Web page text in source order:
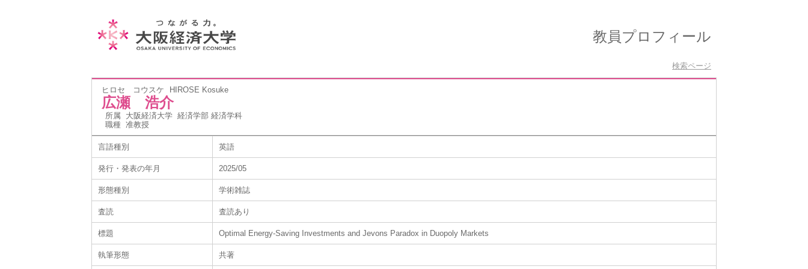
教員プロフィール
検索ページ
ヒロセ コウスケ HIROSE Kosuke
広瀬 浩介
所属 大阪経済大学 経済学部 経済学科
職種 准教授
言語種別 英語
発行・発表の年月 2025/05
形態種別 学術雑誌
査読 査読あり
標題 Optimal Energy-Saving Investments and Jevons Paradox in Duopoly Markets
執筆形態 共著